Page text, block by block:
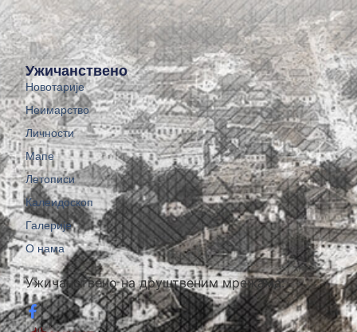
Ужичанствено на друштвеним мрежама:
Ужичанствено
Новотарије
Неимарство
Личности
Мапе
Летописи
Калеидоскоп
Галерије
О нама